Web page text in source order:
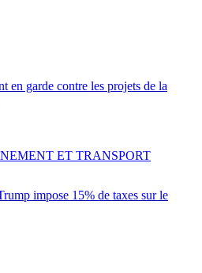
en garde contre les projets de la
impose 15% de taxes sur le
ET TRANSPORT